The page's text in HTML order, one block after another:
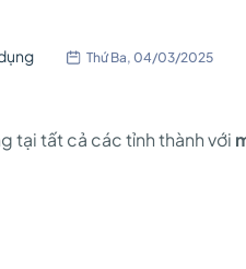
Thứ Ba, 04/03/2025
tại tất cả các tỉnh thành với